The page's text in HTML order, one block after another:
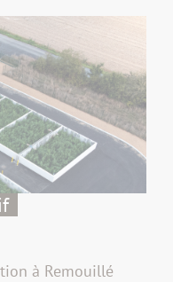
à Remouillé